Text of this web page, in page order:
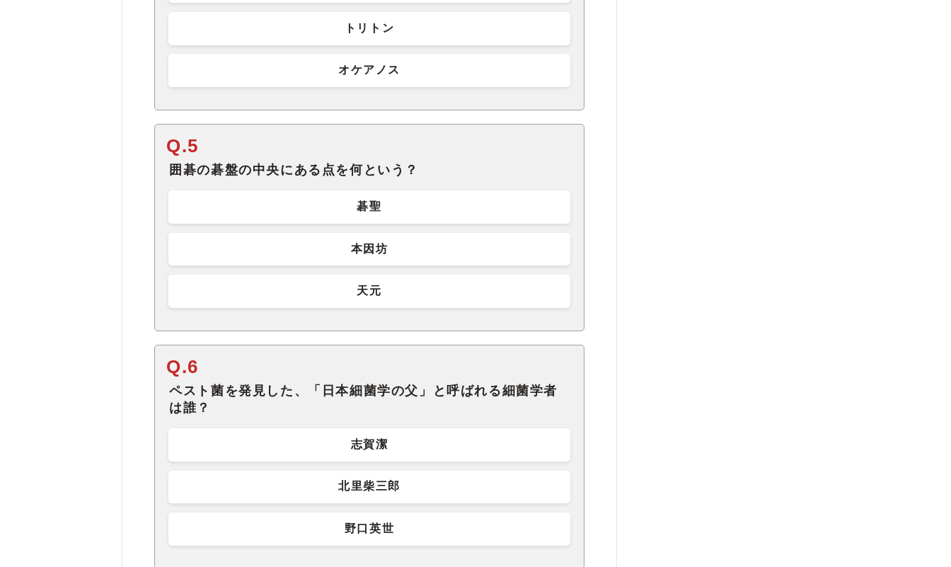
トリトン
オケアノス
Q.5
囲碁の碁盤の中央にある点を何という？
碁聖
本因坊
天元
Q.6
ペスト菌を発見した、「日本細菌学の父」と呼ばれる細菌学者
は誰？
志賀潔
北里柴三郎
野口英世